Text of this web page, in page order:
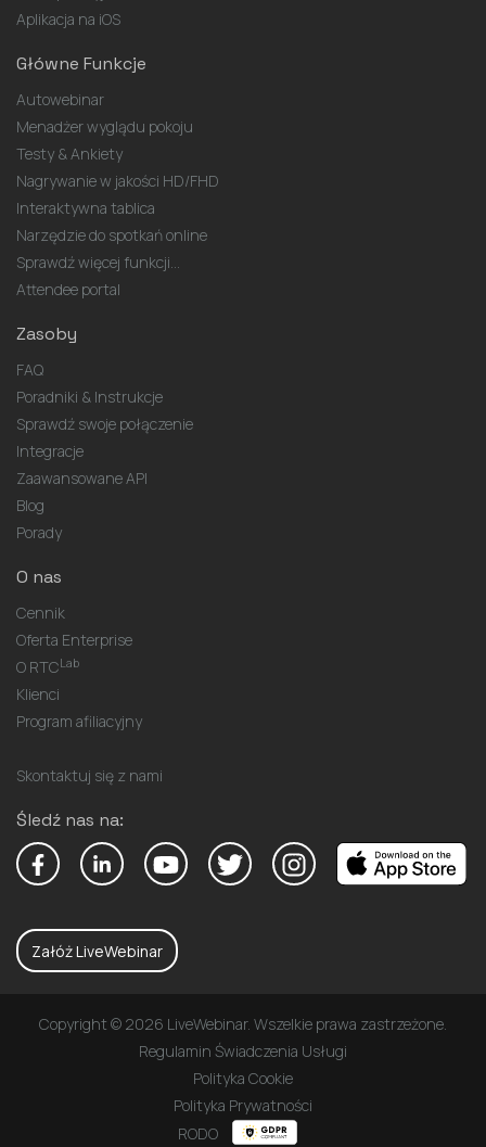
Aplikacja na iOS
Główne Funkcje
Autowebinar
Menadżer wyglądu pokoju
Testy & Ankiety
Nagrywanie w jakości HD/FHD
Interaktywna tablica
Narzędzie do spotkań online
Sprawdź więcej funkcji...
Attendee portal
Zasoby
FAQ
Poradniki & Instrukcje
Sprawdź swoje połączenie
Integracje
Zaawansowane API
Blog
Porady
O nas
Cennik
Oferta Enterprise
O RTCLab
Klienci
Program afiliacyjny
Skontaktuj się z nami
Śledź nas na:
Załóż LiveWebinar
Copyright © 2026 LiveWebinar. Wszelkie prawa zastrzeżone.
Regulamin Świadczenia Usługi
Polityka Cookie
Polityka Prywatności
RODO